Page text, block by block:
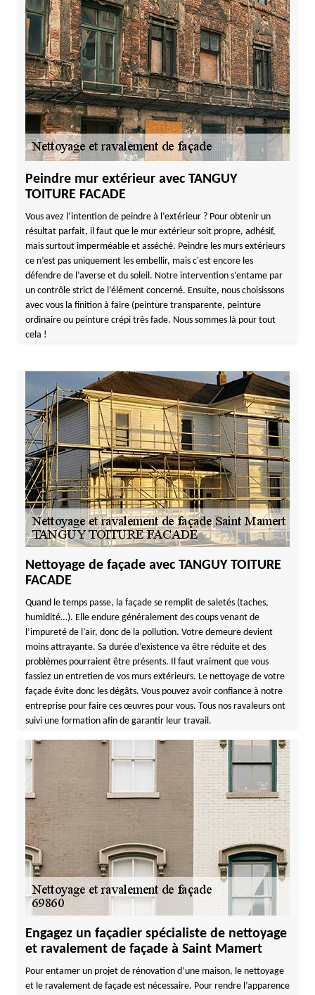
Peindre mur extérieur avec TANGUY
TOITURE FACADE
Vous avez l’intention de peindre à l’extérieur ? Pour obtenir un
résultat parfait, il faut que le mur extérieur soit propre, adhésif,
mais surtout imperméable et asséché. Peindre les murs extérieurs
ce n’est pas uniquement les embellir, mais c'est encore les
défendre de l’averse et du soleil. Notre intervention s’entame par
un contrôle strict de l’élément concerné. Ensuite, nous choisissons
avec vous la finition à faire (peinture transparente, peinture
ordinaire ou peinture crépi très fade. Nous sommes là pour tout
cela !
Nettoyage de façade avec TANGUY TOITURE
FACADE
Quand le temps passe, la façade se remplit de saletés (taches,
humidité…). Elle endure généralement des coups venant de
l’impureté de l’air, donc de la pollution. Votre demeure devient
moins attrayante. Sa durée d’existence va être réduite et des
problèmes pourraient être présents. Il faut vraiment que vous
fassiez un entretien de vos murs extérieurs. Le nettoyage de votre
façade évite donc les dégâts. Vous pouvez avoir confiance à notre
entreprise pour faire ces œuvres pour vous. Tous nos ravaleurs ont
suivi une formation afin de garantir leur travail.
Engagez un façadier spécialiste de nettoyage
et ravalement de façade à Saint Mamert
Pour entamer un projet de rénovation d’une maison, le nettoyage
et le ravalement de façade est nécessaire. Pour rendre l’apparence